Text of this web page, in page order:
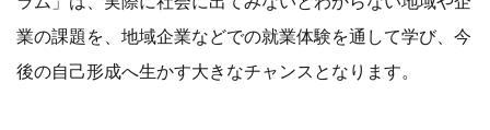
は、学生の就職支援の一例として、今回の「地域を作る
創生インターンシッププログラム」にご注目していただけ
たら幸いです。